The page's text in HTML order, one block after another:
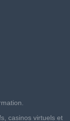
casinos virtuels et